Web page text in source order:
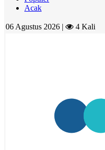
Acak
06 Agustus 2026 | 4 Kali